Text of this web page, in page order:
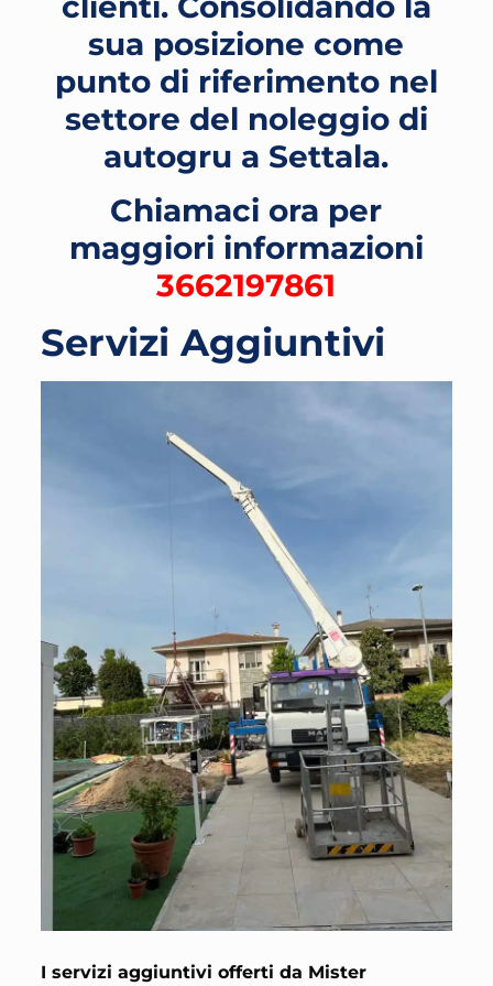
sua posizione come
punto di riferimento nel
settore del noleggio di
autogru a Settala.
Chiamaci ora per
maggiori informazioni
3662197861
Servizi Aggiuntivi
I servizi aggiuntivi offerti da Mister